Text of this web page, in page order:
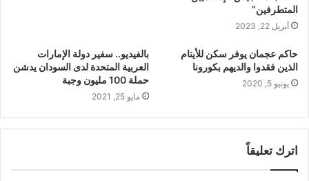
المتطرفين”
أبريل 22, 2023
حاكم عجمان يوفر سكن للأيتام
الذين فقدوا والديهم بكورونا
يونيو 5, 2020
بالفيديو.. ‏سفير دولة الإمارات
العربية المتحدة لدى السودان يدشن
حملة 100 مليون وجبة
مايو 25, 2021
اترك تعليقاً